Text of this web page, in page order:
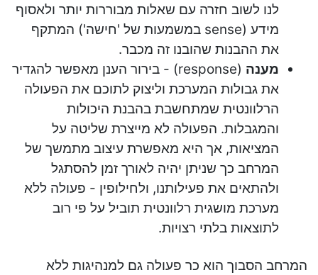
לנו לשוב חזרה עם שאלות מבוררות יותר ולאסוף
מידע (sense במשמעות של 'חישה') המתקף
את ההבנות שהובנו זה מכבר.
מענה
(response) - בירור הענן מאפשר להגדיר
את גבולות המערכת וליצוק לתוכם את הפעולה
הרלוונטית שמתחשבת בהבנת היכולות
והמגבלות. הפעולה לא מייצרת שליטה על
המציאות, אך היא מאפשרת עיצוב מתמשך של
המרחב כך שניתן יהיה לאורך זמן להסתגל
ולהתאים את פעילותנו, ולחילופין - פעולה ללא
מערכת מושגית רלוונטית תוביל על פי רוב
לתוצאות בלתי רצויות.
המרחב הסבוך הוא כר פעולה גם למנהיגות ללא